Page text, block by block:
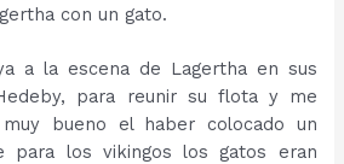
con un gato.
a la escena de Lagertha en sus
para reunir su flota y me
bueno el haber colocado un
para los vikingos los gatos eran